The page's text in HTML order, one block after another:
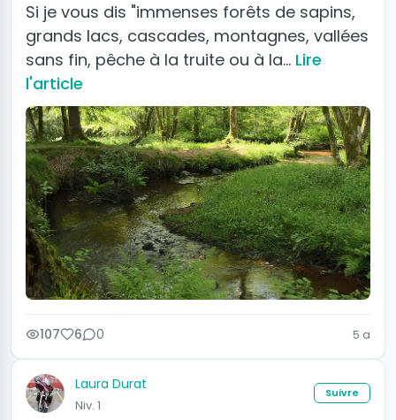
Si je vous dis "immenses forêts de sapins,
grands lacs, cascades, montagnes, vallées
sans fin, pêche à la truite ou à la… Lire
l'article
107 6 0 5 a
Laura Durat
Niv. 1
Suivre